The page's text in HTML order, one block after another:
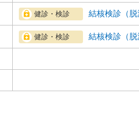
結核検診（脱
結核検診（脱